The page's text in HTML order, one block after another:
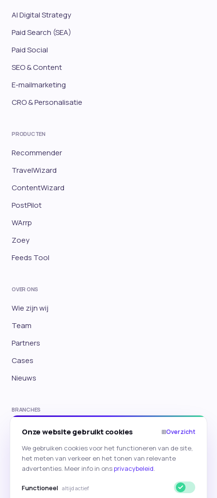
AI Digital Strategy
Paid Search (SEA)
Paid Social
SEO & Content
E-mailmarketing
CRO & Personalisatie
PRODUCTEN
Recommender
TravelWizard
ContentWizard
PostPilot
WArrp
Zoey
Feeds Tool
OVER ONS
Wie zijn wij
Team
Partners
Cases
Nieuws
BRANCHES
E-commerce
Travel
Onderwijs
Onze website gebruikt cookies ⊞Overzicht
We gebruiken cookies voor het functioneren van de site,
het meten van verkeer en het tonen van relevante
advertenties. Meer info in onsprivacybeleid.
Functioneel altijd actief